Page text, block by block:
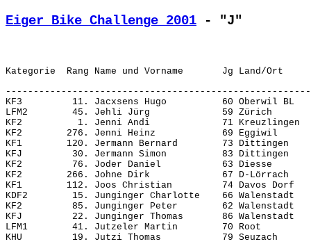
Eiger Bike Challenge 2001 - "J"
KF3         11. Jacxsens Hugo          60 Oberwil
LFM2        45. Jehli Jürg             59 Zürich
KF2          1. Jenni Andi             71
KF2        276. Jenni Heinz            69 Eggiwil
KF1        120. Jermann Bernard        73 Dittingen
KFJ         30. Jermann Simon          83 Dittingen
KF2         76. Joder Daniel           63 Diesse
KF2        266. Johne Dirk             67 D-Lörrach
KF1        112. Joos Christian         74 Davos Dorf
KDF2        15. Junginger Charlotte    66
KF2         85. Junginger Peter        62 Walenstadt
KFJ         22. Junginger Thomas       86
LFM1        41. Jutzeler Martin        70 Root
KHU         19. Jutzi Thomas           79 Seuzach